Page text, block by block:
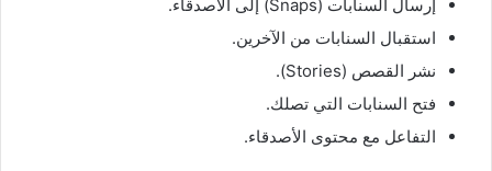
إرسال السنابات (Snaps) إلى الأصدقاء.
استقبال السنابات من الآخرين.
نشر القصص (Stories).
فتح السنابات التي تصلك.
التفاعل مع محتوى الأصدقاء.